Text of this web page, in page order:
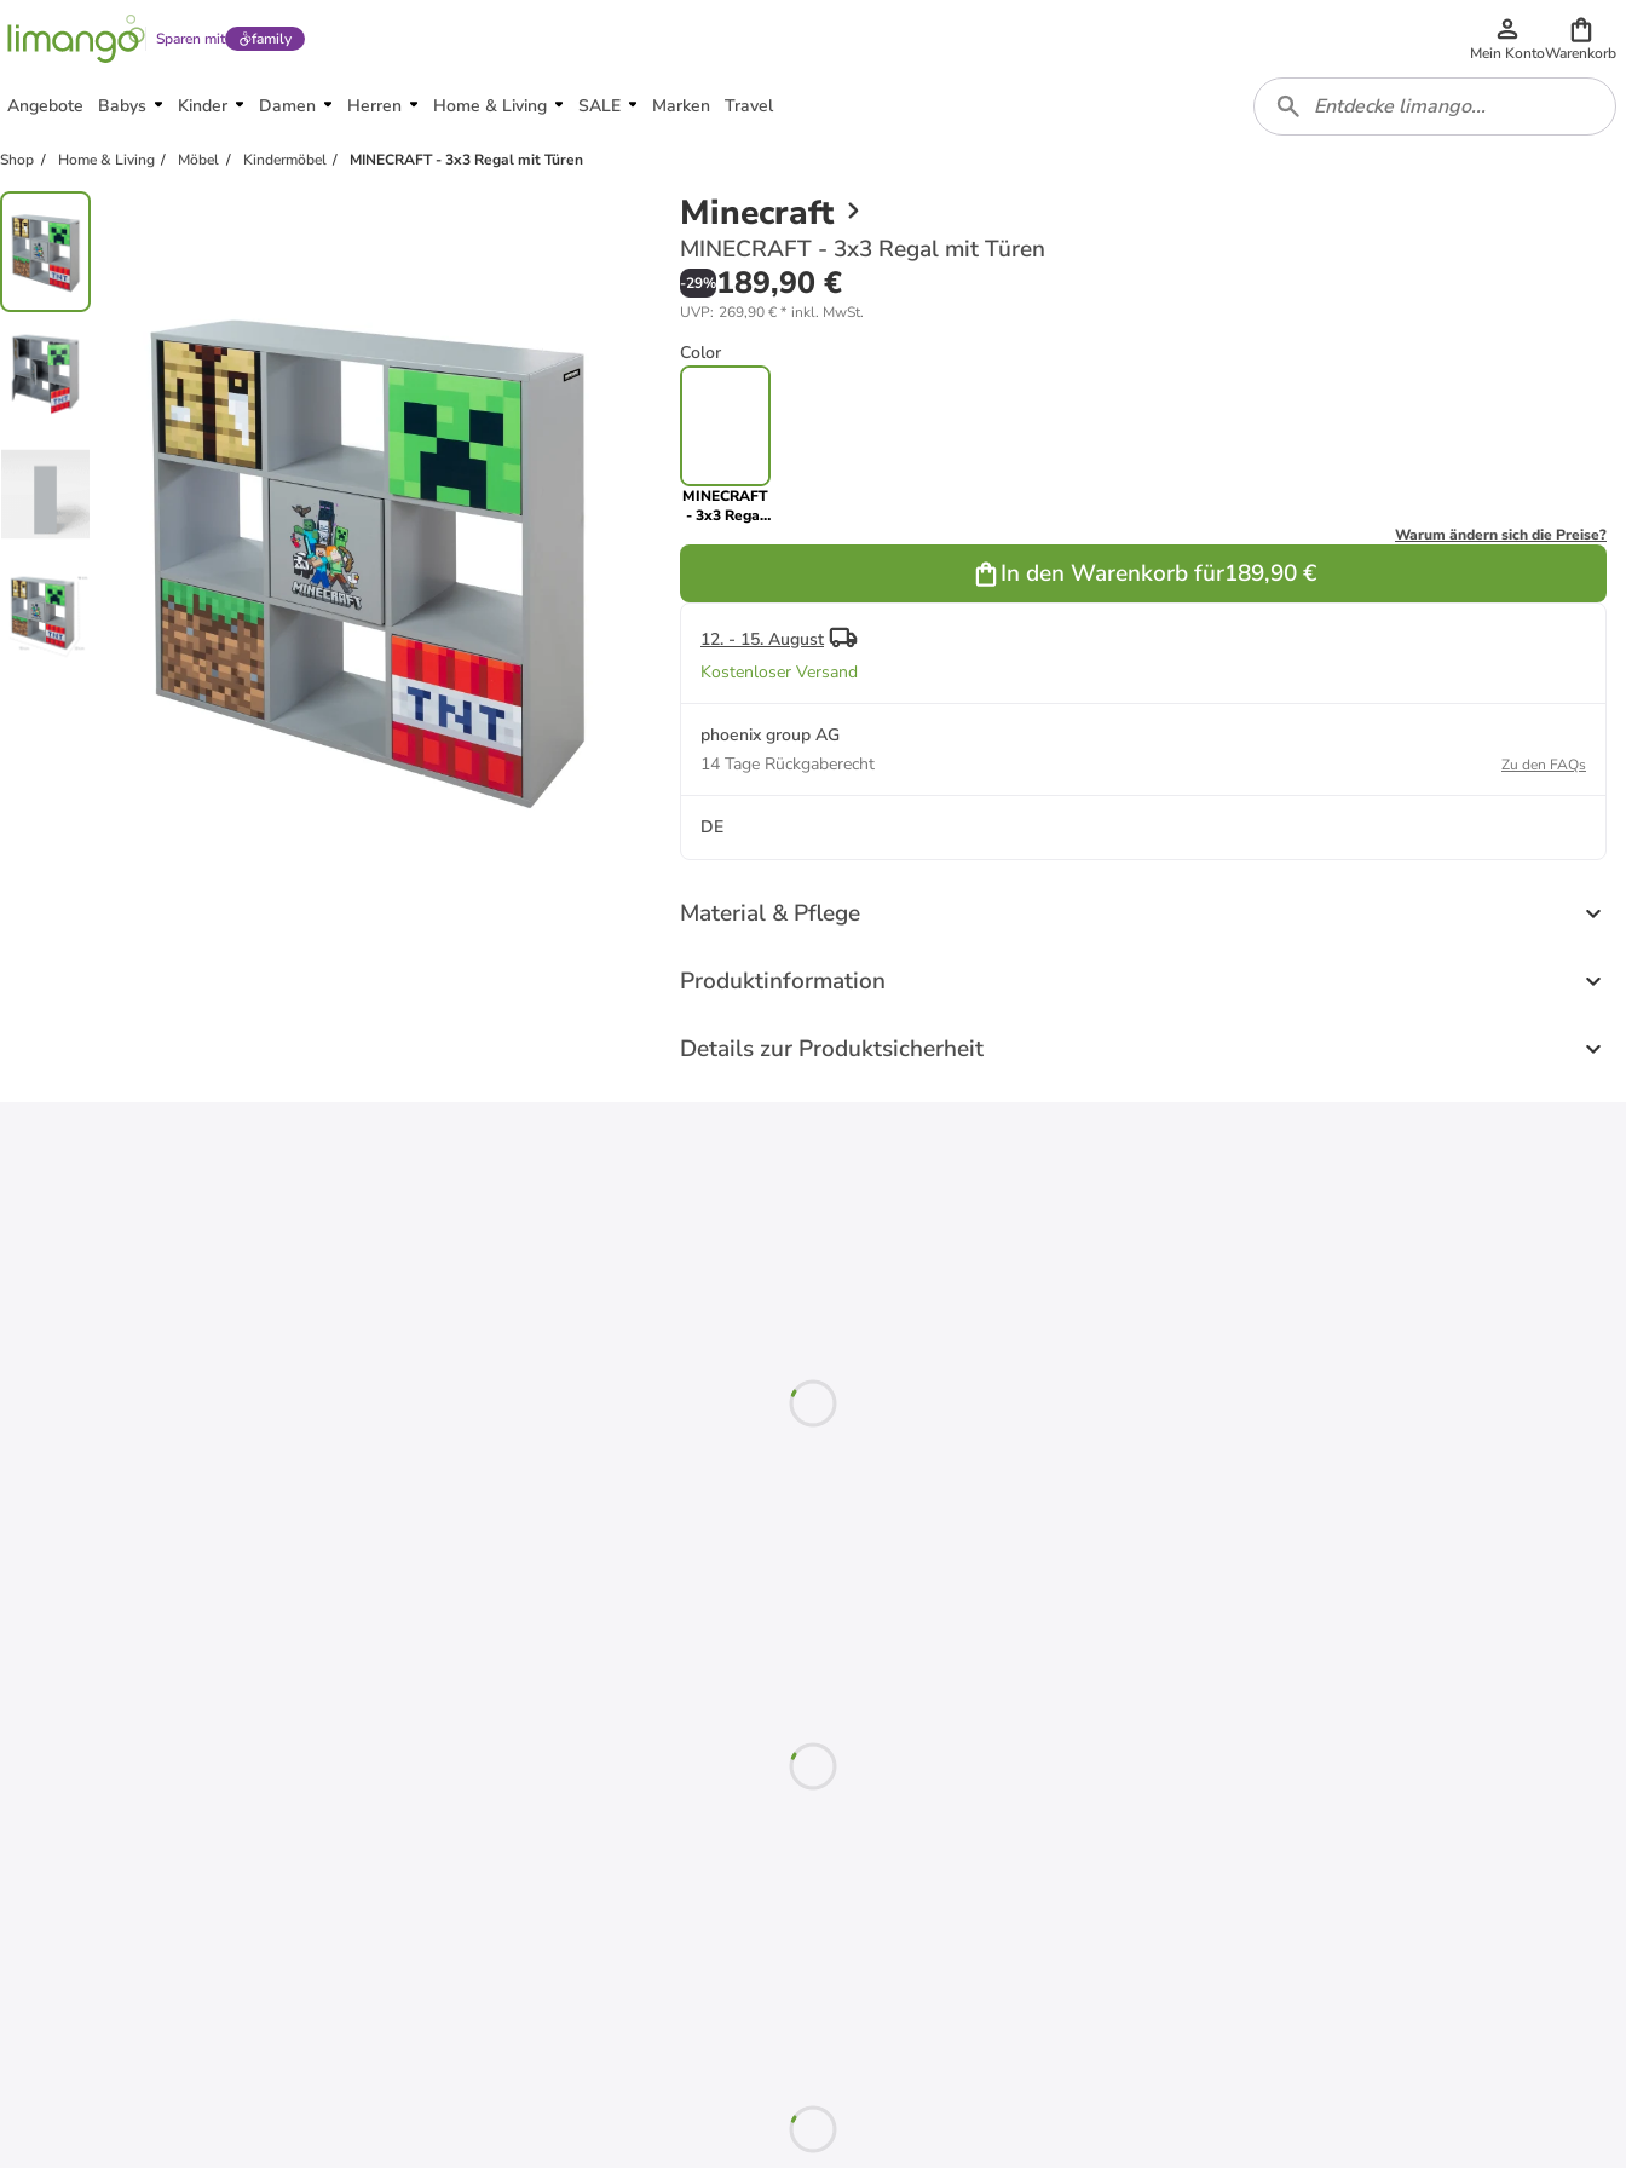
Sparen mit family
Mein KontoWarenkorb
Angebote Babys Kinder Damen Herren Home & Living SALE Marken Travel
Shop Home & Living Möbel Kindermöbel MINECRAFT - 3x3 Regal mit Türen
Minecraft
MINECRAFT - 3x3 Regal mit Türen
-29%189,90 €
UVP: 269,90 €* inkl. MwSt.
Color
MINECRAFT
- 3x3 Regal
Warum ändern sich die Preise?
In den Warenkorb für189,90 €
12. - 15. August
Kostenloser Versand
phoenix group AG
14 Tage Rückgaberecht
Zu den FAQs
DE
Material & Pflege
Produktinformation
Details zur Produktsicherheit